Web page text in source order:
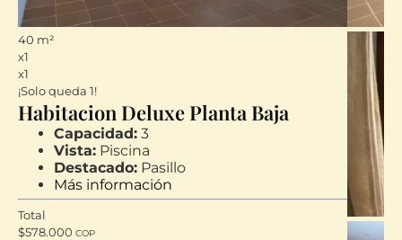
40 m²
x1
x1
¡Solo queda 1!
Habitacion Deluxe Planta Baja
Capacidad: 3
Vista: Piscina
Destacado: Pasillo
Más información
Total
$578.000 COP